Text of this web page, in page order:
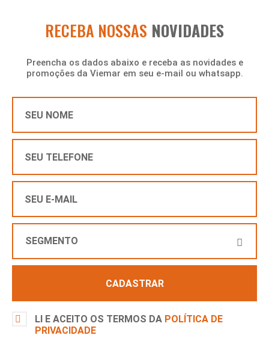
RECEBA NOSSAS NOVIDADES
Preencha os dados abaixo e receba as novidades e
promoções da Viemar em seu e-mail ou whatsapp.
SEGMENTO
CADASTRAR
LI E ACEITO OS TERMOS DA POLÍTICA DE
PRIVACIDADE